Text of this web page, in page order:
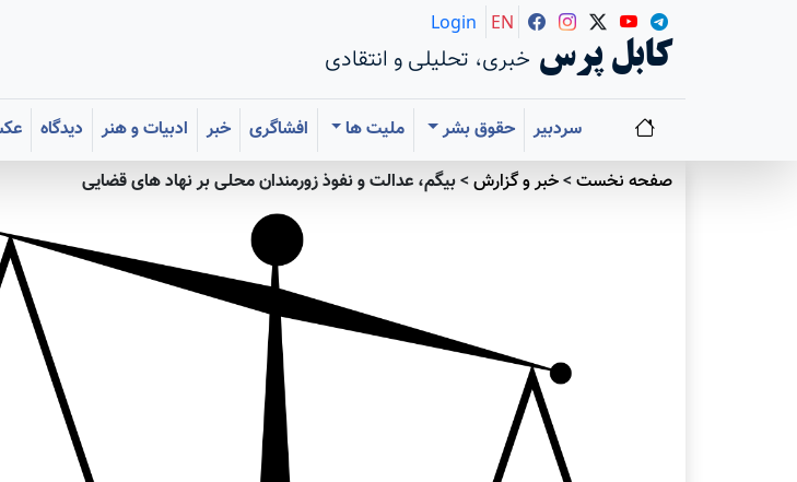
کابل پرس خبری، تحلیلی و انتقادی
Login EN
سردبیر حقوق بشر ملیت ها افشاگری خبر ادبیات و هنر دیدگاه
صفحه نخست>خبر و گزارش>بیگم، عدالت و نفوذ زورمندان محلی بر نهاد های قضایی